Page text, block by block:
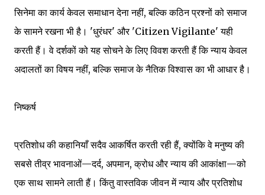
सिनेमा का कार्य केवल समाधान देना नहीं, बल्कि कठिन प्रश्नों को समाज
के सामने रखना भी है। 'धुरंधर' और 'Citizen Vigilante' यही
करती हैं। वे दर्शकों को यह सोचने के लिए विवश करती हैं कि न्याय केवल
अदालतों का विषय नहीं, बल्कि समाज के नैतिक विश्वास का भी आधार है।
निष्कर्ष
प्रतिशोध की कहानियाँ सदैव आकर्षित करती रही हैं, क्योंकि वे मनुष्य की
सबसे तीव्र भावनाओं—दर्द, अपमान, क्रोध और न्याय की आकांक्षा—को
एक साथ सामने लाती हैं। किंतु वास्तविक जीवन में न्याय और प्रतिशोध